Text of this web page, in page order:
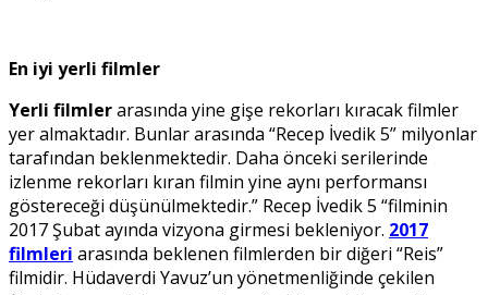
En iyi yerli filmler
Yerli filmlerarasında yine gişe rekorları kıracak filmler
yer almaktadır. Bunlar arasında “Recep İvedik 5” milyonlar
tarafından beklenmektedir. Daha önceki serilerinde
izlenme rekorları kıran filmin yine aynı performansı
göstereceği düşünülmektedir.” Recep İvedik 5 “filminin
2017 Şubat ayında vizyona girmesi bekleniyor. 2017
filmleri arasında beklenen filmlerden bir diğeri “Reis”
filmidir. Hüdaverdi Yavuz’un yönetmenliğinde çekilen